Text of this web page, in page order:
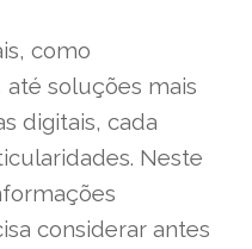
como
até soluções mais
digitais, cada
Neste
considerar antes